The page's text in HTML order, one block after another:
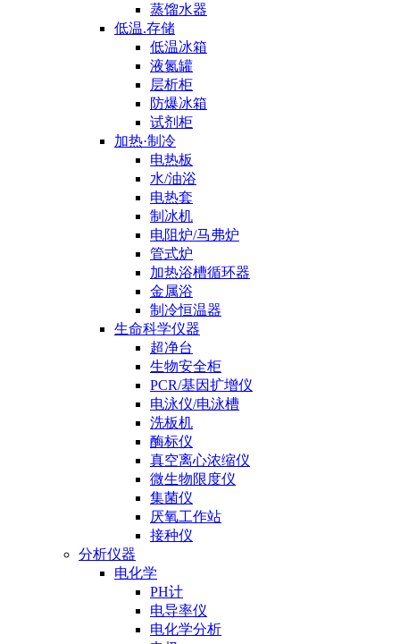
蒸馏水器
低温.存储
低温冰箱
液氮罐
层析柜
防爆冰箱
试剂柜
加热·制冷
电热板
水/油浴
电热套
制冰机
电阻炉/马弗炉
管式炉
加热浴槽循环器
金属浴
制冷恒温器
生命科学仪器
超净台
生物安全柜
PCR/基因扩增仪
电泳仪/电泳槽
洗板机
酶标仪
真空离心浓缩仪
微生物限度仪
集菌仪
厌氧工作站
接种仪
分析仪器
电化学
PH计
电导率仪
电化学分析